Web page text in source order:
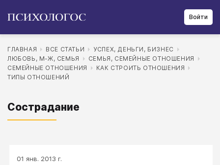
Войти
ГЛАВНАЯ ВСЕ СТАТЬИ
УСПЕХ, ДЕНЬГИ, БИЗНЕС
ЛЮБОВЬ, М-Ж, СЕМЬЯ
СЕМЬЯ, СЕМЕЙНЫЕ ОТНОШЕНИЯ
СЕМЕЙНЫЕ ОТНОШЕНИЯ
КАК СТРОИТЬ ОТНОШЕНИЯ
ТИПЫ ОТНОШЕНИЙ
Сострадание
01 янв. 2013 г.